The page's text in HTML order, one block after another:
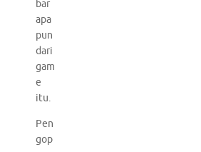
bar
apa
pun
dari
gam
e
itu.
Pen
gop